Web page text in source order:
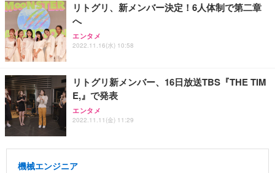
リトグリ、新メンバー決定！6人体制で第二章
へ
エンタメ
2022.11.16(水) 10:58
リトグリ新メンバー、16日放送TBS『THE TIM
E,』で発表
エンタメ
2022.11.11(金) 11:29
機械エンジニア